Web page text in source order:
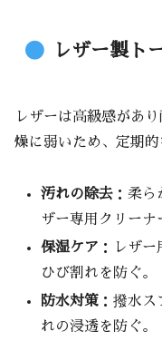
レザー製ト
レザーは高級感があ
燥に弱いため、定期的
汚れの除去 ：柔
ザー専用クリーナ
保湿ケア ：レザ
ひび割れを防ぐ。
防水対策 ：撥水
れの浸透を防ぐ。